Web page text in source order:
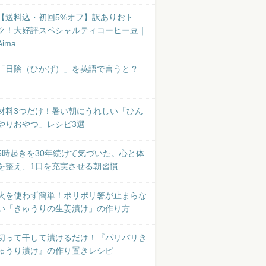
送料込・初回5%オフ】訳ありおト
！大好評スペシャルティコーヒー豆｜
日陰（ひかげ）」を英語で言うと？
料3つだけ！暑い朝にうれしい「ひん
りおやつ」レシピ3選
時起きを30年続けて気づいた。心と体
整え、1日を充実させる朝習慣
を使わず簡単！ポリポリ箸が止まらな
「きゅうりの生姜漬け」の作り方
って干して漬けるだけ！『パリパリき
うり漬け』の作り置きレシピ